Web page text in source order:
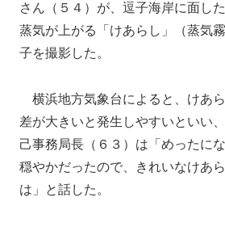
さん（５４）が、逗子海岸に面し
蒸気が上がる「けあらし」（蒸気
子を撮影した。
横浜地方気象台によると、けあ
差が大きいと発生しやすいといい
己事務局長（６３）は「めったに
穏やかだったので、きれいなけあ
は」と話した。